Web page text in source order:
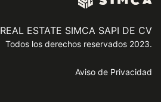
REAL ESTATE SIMCA SAPI DE CV
Todos los derechos reservados 2023.
Aviso de Privacidad